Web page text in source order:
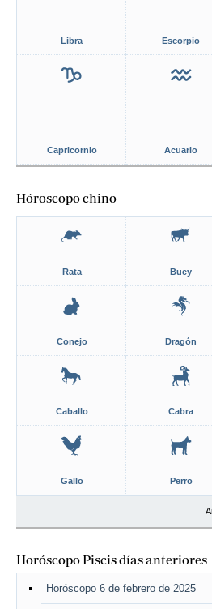
Libra Escorpio
Capricornio Acuario
Hóroscopo chino
Rata Buey
Conejo Dragón
Caballo Cabra
Gallo Perro
Horóscopo Piscis días anteriores
Horóscopo 6 de febrero de 2025